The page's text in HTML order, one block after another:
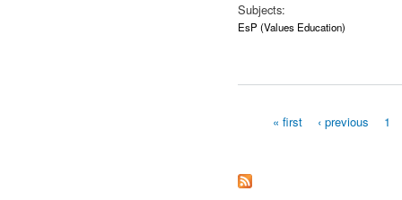
Subjects:
EsP (Values Education)
« first ‹ previous 1